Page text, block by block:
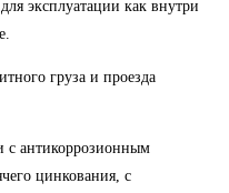
эксплуатации как внутри
груза и проезда
с антикоррозионным
цинкования, с